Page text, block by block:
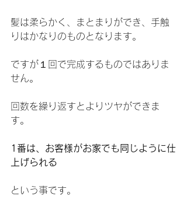
髪は柔らかく、まとまりができ、手触
りはかなりのものとなります。
ですが１回で完成するものではありま
せん。
回数を繰り返すとよりツヤができま
す。
1番は、お客様がお家でも同じように仕
上げられる
という事です。